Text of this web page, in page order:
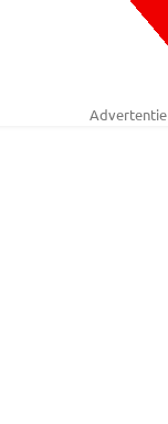
Advertentie